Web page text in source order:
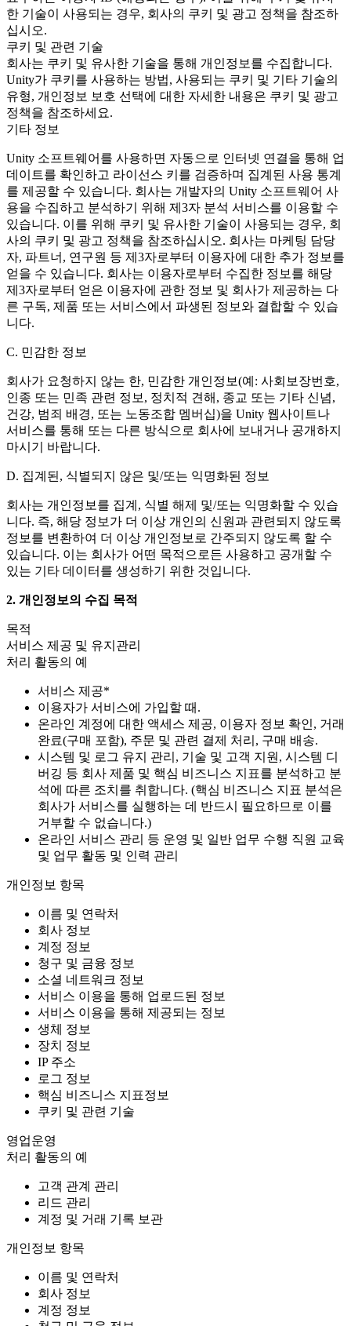
한 기술이 사용되는 경우, 회사의 쿠키 및 광고 정책을 참조하
십시오.
쿠키 및 관련 기술
회사는 쿠키 및 유사한 기술을 통해 개인정보를 수집합니다.
Unity가 쿠키를 사용하는 방법, 사용되는 쿠키 및 기타 기술의
유형, 개인정보 보호 선택에 대한 자세한 내용은 쿠키 및 광고
정책을 참조하세요.
기타 정보
Unity 소프트웨어를 사용하면 자동으로 인터넷 연결을 통해 업
데이트를 확인하고 라이선스 키를 검증하며 집계된 사용 통계
를 제공할 수 있습니다. 회사는 개발자의 Unity 소프트웨어 사
용을 수집하고 분석하기 위해 제3자 분석 서비스를 이용할 수
있습니다. 이를 위해 쿠키 및 유사한 기술이 사용되는 경우, 회
사의 쿠키 및 광고 정책을 참조하십시오. 회사는 마케팅 담당
자, 파트너, 연구원 등 제3자로부터 이용자에 대한 추가 정보를
얻을 수 있습니다. 회사는 이용자로부터 수집한 정보를 해당
제3자로부터 얻은 이용자에 관한 정보 및 회사가 제공하는 다
른 구독, 제품 또는 서비스에서 파생된 정보와 결합할 수 있습
니다.
C. 민감한 정보
회사가 요청하지 않는 한, 민감한 개인정보(예: 사회보장번호,
인종 또는 민족 관련 정보, 정치적 견해, 종교 또는 기타 신념,
건강, 범죄 배경, 또는 노동조합 멤버십)을 Unity 웹사이트나
서비스를 통해 또는 다른 방식으로 회사에 보내거나 공개하지
마시기 바랍니다.
D. 집계된, 식별되지 않은 및/또는 익명화된 정보
회사는 개인정보를 집계, 식별 해제 및/또는 익명화할 수 있습
니다. 즉, 해당 정보가 더 이상 개인의 신원과 관련되지 않도록
정보를 변환하여 더 이상 개인정보로 간주되지 않도록 할 수
있습니다. 이는 회사가 어떤 목적으로든 사용하고 공개할 수
있는 기타 데이터를 생성하기 위한 것입니다.
2. 개인정보의 수집 목적
목적
서비스 제공 및 유지관리
처리 활동의 예
서비스 제공*
이용자가 서비스에 가입할 때.
온라인 계정에 대한 액세스 제공, 이용자 정보 확인, 거래
완료(구매 포함), 주문 및 관련 결제 처리, 구매 배송.
시스템 및 로그 유지 관리, 기술 및 고객 지원, 시스템 디
버깅 등 회사 제품 및 핵심 비즈니스 지표를 분석하고 분
석에 따른 조치를 취합니다. (핵심 비즈니스 지표 분석은
회사가 서비스를 실행하는 데 반드시 필요하므로 이를
거부할 수 없습니다.)
온라인 서비스 관리 등 운영 및 일반 업무 수행 직원 교육
및 업무 활동 및 인력 관리
개인정보 항목
이름 및 연락처
회사 정보
계정 정보
청구 및 금융 정보
소셜 네트워크 정보
서비스 이용을 통해 업로드된 정보
서비스 이용을 통해 제공되는 정보
생체 정보
장치 정보
IP 주소
로그 정보
핵심 비즈니스 지표정보
쿠키 및 관련 기술
영업운영
처리 활동의 예
고객 관계 관리
리드 관리
계정 및 거래 기록 보관
개인정보 항목
이름 및 연락처
회사 정보
계정 정보